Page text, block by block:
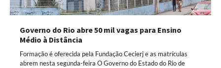
Governo do Rio abre 50 mil vagas para Ensino
Médio à Distância
Formação é oferecida pela Fundação Cecierj e as matrículas
abrem nesta segunda-feira O Governo do Estado do Rio de